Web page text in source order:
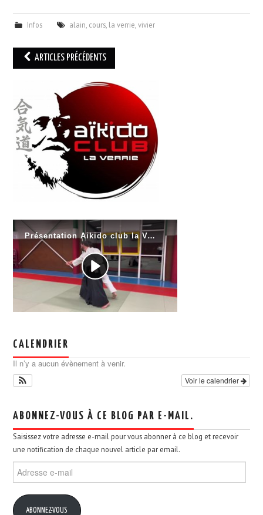
Infos alain, cours, la verrie,vivier
Navigation
des
ARTICLES PRÉCÉDENTS
CALENDRIER
Il n’y a aucun évènement à venir.
Voir le calendrier
ABONNEZ-VOUS À CE BLOG PAR E-MAIL.
Saisissez votre adresse e-mail pour vous abonner à ce blog et recevoir
une notification de chaque nouvel article par email.
Adresse
e-
ABONNEZ-VOUS